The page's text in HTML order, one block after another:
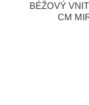
BÉŽOVÝ
CM